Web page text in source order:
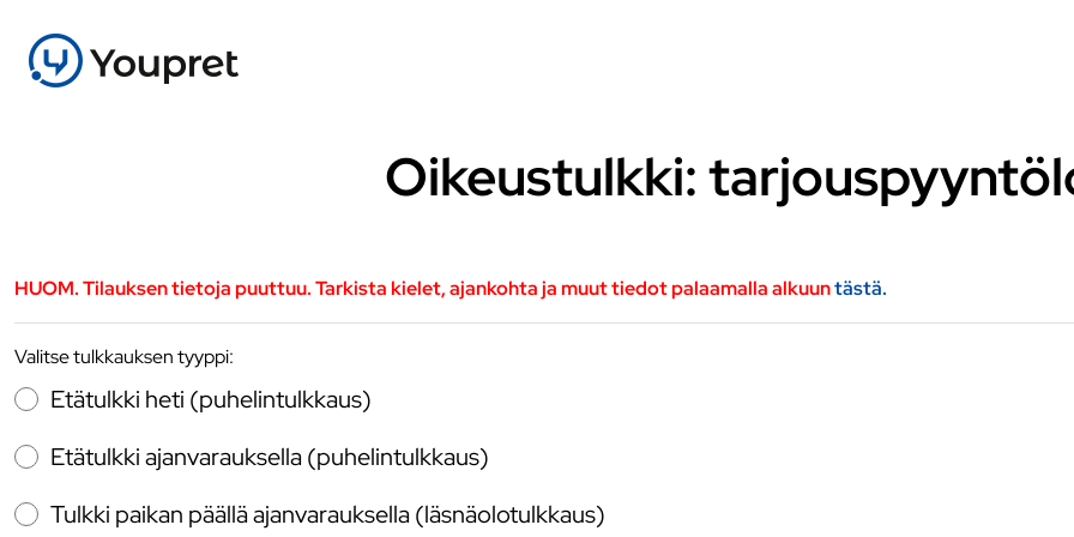
Oikeustulkki:
HUOM. Tilauksen tietoja puuttuu. Tarkista kielet, ajankohta ja muut tiedot palaamalla alkuuntästä.
Valitse tulkkauksen tyyppi:
Etätulkki heti (puhelintulkkaus)
Etätulkki ajanvarauksella (puhelintulkkaus)
Tulkki paikan päällä ajanvarauksella (läsnäolotulkkaus)